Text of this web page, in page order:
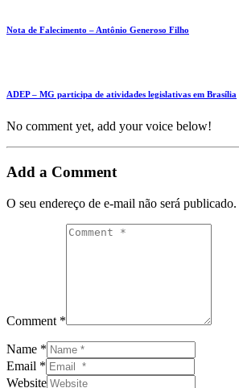
Nota de Falecimento – Antônio Generoso Filho
ADEP – MG participa de atividades legislativas em Brasília
No comment yet, add your voice below!
Add a Comment
O seu endereço de e-mail não será publicado.
Comment *
Name *
Email *
Website